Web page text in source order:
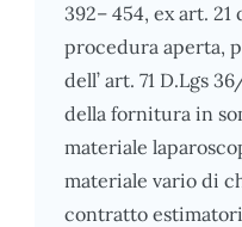
392– 454, ex art.
procedura aperta,
dell’ art. 71 D.Lgs
della fornitura in
materiale
materiale vario di
contratto